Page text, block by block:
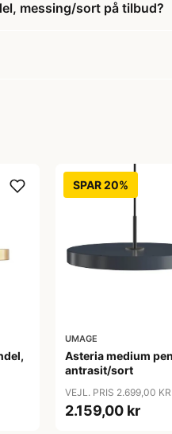
messing/sort på tilbud?
SPAR 20%
UMAGE
Asteria medium
antrasit/sort
VEJL. PRIS 2.699,00 KR
2.159,00 kr